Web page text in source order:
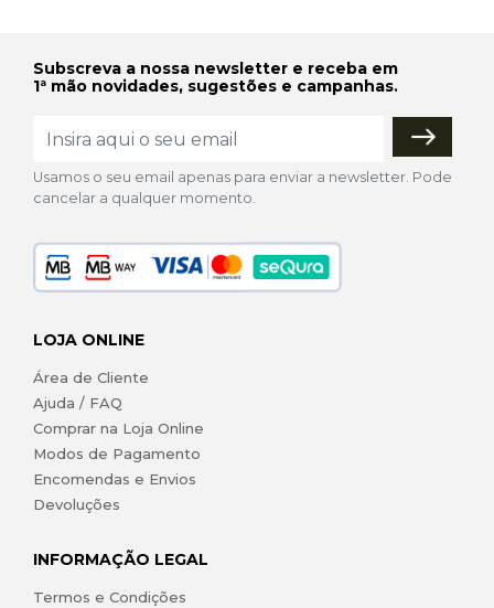
Subscreva a nossa newsletter e receba em
1ª mão novidades, sugestões e campanhas.
Usamos o seu email apenas para enviar a newsletter. Pode
cancelar a qualquer momento.
LOJA ONLINE
Área de Cliente
Ajuda / FAQ
Comprar na Loja Online
Modos de Pagamento
Encomendas e Envios
Devoluções
INFORMAÇÃO LEGAL
Termos e Condições